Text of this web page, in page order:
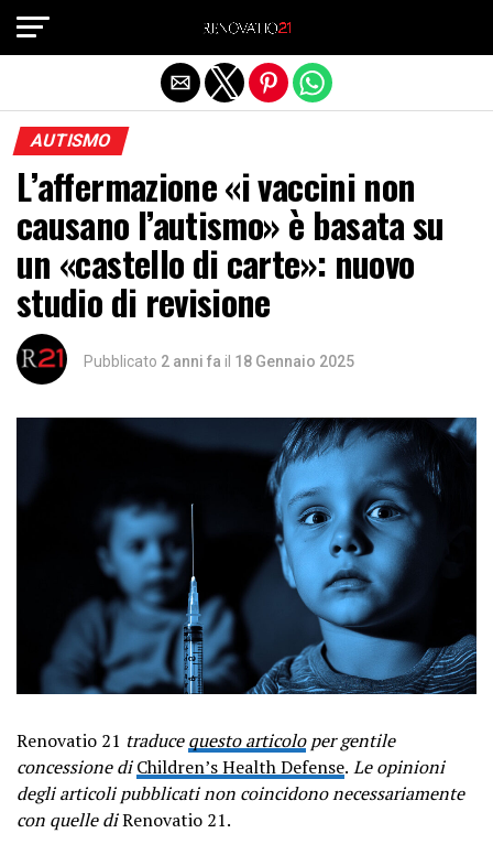
AUTISMO
L’affermazione «i vaccini non
causano l’autismo» è basata su
un «castello di carte»: nuovo
studio di revisione
Pubblicato 2 anni fa il 18 Gennaio 2025
Renovatio 21 traducequesto articoloper gentile
concessione di Children’s Health Defense. Le opinioni
degli articoli pubblicati non coincidono necessariamente
con quelle diRenovatio 21.
Exit mobile version